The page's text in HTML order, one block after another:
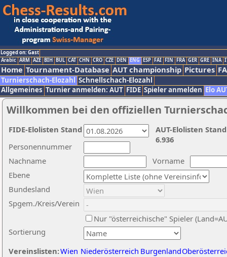
Logged on: Gast
Arabic ARM AZE BIH BUL CAT CHN CRO CZE DEN ENG ESP FAI FIN FRA GER GRE INA
Home Tournament-Database AUT championship Pictures
Turnierschach-Elozahl Schnellschach-Elozahl
Allgemeines Turnier anmelden: AUT FIDE Spieler anmelden Elo
Willkommen bei den offiziellen
Nachname
Vorname
Ebene
Sortierung
Personennummer
Bundesland
Spgem./Kreis/Verein
Nur "österreichische" Spieler
Vereinslisten:Wien Niederösterreich Burgenland
AUT-Elolisten
6.936
FIDE-Elolisten Stand